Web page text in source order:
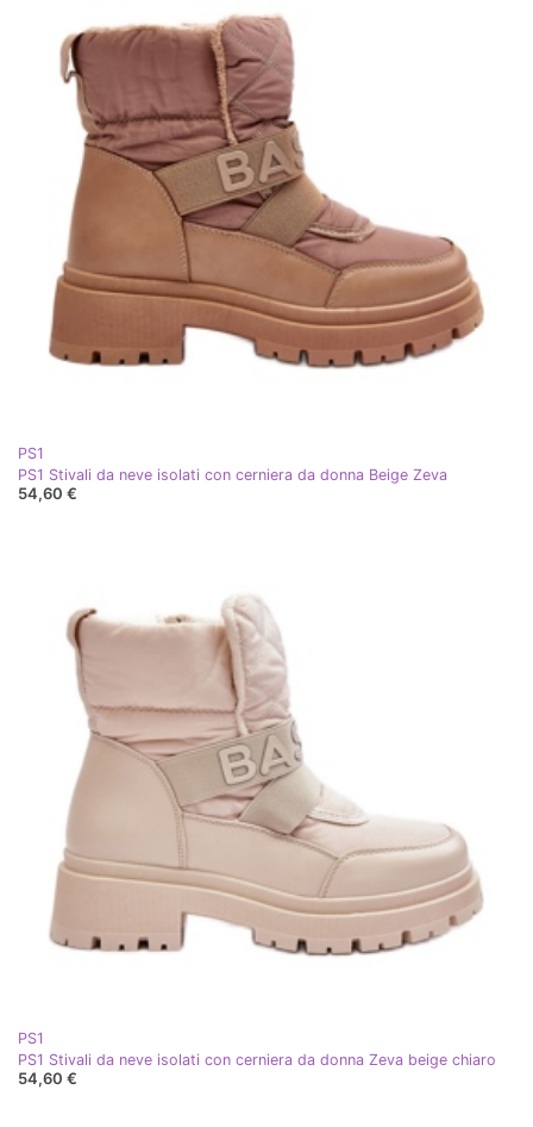
PS1
PS1 Stivali da neve isolati con cerniera da donna Beige Zeva
54,60 €
PS1
PS1 Stivali da neve isolati con cerniera da donna Zeva beige chiaro
54,60 €